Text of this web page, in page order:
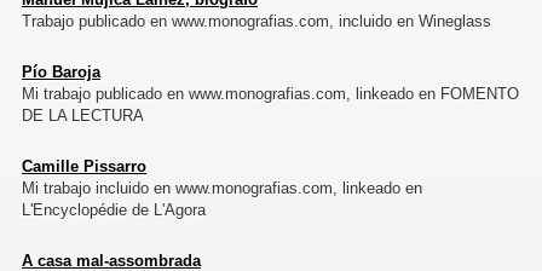
Trabajo publicado en www.monografias.com, incluido en Wineglass
Pío Baroja
Mi trabajo publicado en www.monografias.com, linkeado en FOMENTO
DE LA LECTURA
Camille Pissarro
Mi trabajo incluido en www.monografias.com, linkeado en
L'Encyclopédie de L'Agora
A casa mal-assombrada